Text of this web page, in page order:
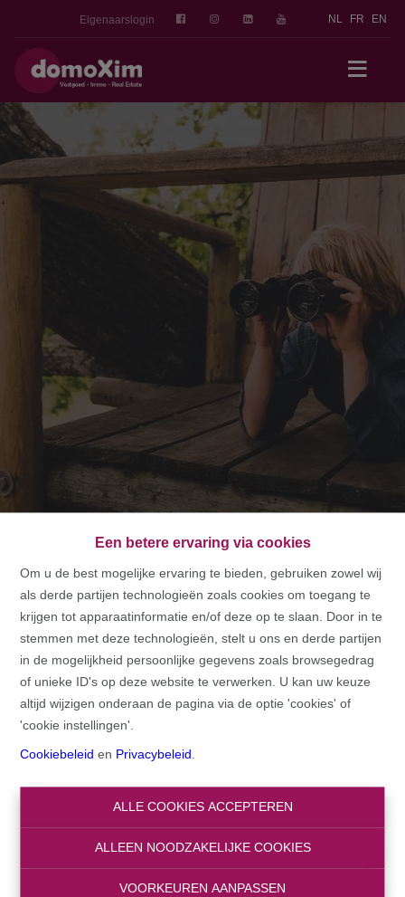
Een betere ervaring via cookies
Om u de best mogelijke ervaring te bieden, gebruiken zowel wij
als derde partijen technologieën zoals cookies om toegang te
krijgen tot apparaatinformatie en/of deze op te slaan. Door in te
stemmen met deze technologieën, stelt u ons en derde partijen
in de mogelijkheid persoonlijke gegevens zoals browsegedrag
of unieke ID's op deze website te verwerken. U kan uw keuze
altijd wijzigen onderaan de pagina via de optie 'cookies' of
'cookie instellingen'.
Cookiebeleid en Privacybeleid
ALLE COOKIES ACCEPTEREN
ALLEEN NOODZAKELIJKE COOKIES
VOORKEUREN AANPASSEN
Eigenaarslogin NL FR EN
HOME
HOME